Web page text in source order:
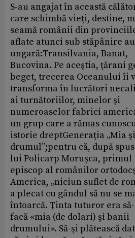
S-au angajat în această
care schimbă vieţi, destine,
seamă românii din
aflate atunci sub stăpânire
ungară:Transilvania, Banat,
Bucovina. Pe aceştia, ţărani
beget, trecerea Oceanului îi
transforma în lucrători
ai turnătoriilor, minelor şi
numeroaselor fabrici
un grup care a rămas
istorie dreptGeneraţia „Mia şi
drumul”;pentru că, după
lui Policarp Moruşca, primul
episcop al românilor
America, „niciun suflet de
a plecat cu gândul să nu se
întoarcă. Ţinta tuturor era
facă «mia (de dolari) şi banii
drumului». Să-şi plătească